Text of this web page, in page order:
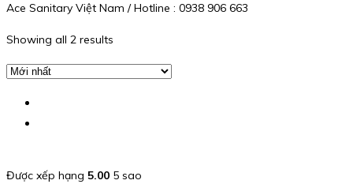
Ace Sanitary Việt Nam / Hotline : 0938 906 663
Showing all 2 results
Được xếp hạng 5.00 5 sao